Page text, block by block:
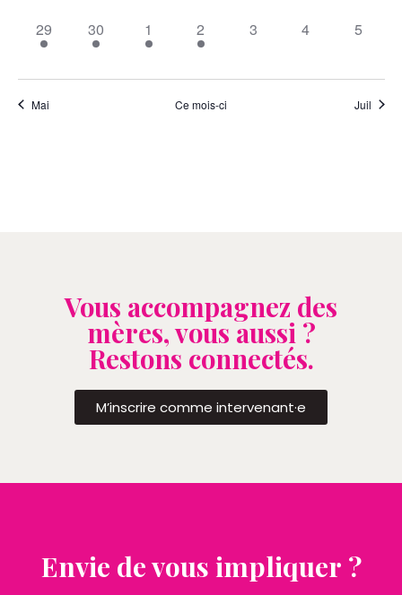
1
évènement,
29
1
évènement,
30
1
évènement,
1
1
évènement,
2
0
3
0
4
0
5
Mai Ce mois-ci Juil
Vous accompagnez des
mères, vous aussi ?
Restons connectés.
M’inscrire comme intervenant·e
Envie de vous impliquer ?